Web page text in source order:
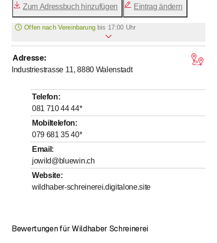
Massivholzmöbel
Schlafzimmer
Sideboard
TerrassenbodenTisch
Altholzmöbel
Zum Adressbuch hinzufügen Eintrag ändern
Offen nach Vereinbarung bis 17:00 Uhr
Montag
00
Dienstag* 7:00 - bis
12:00
Mittwoch* 7:00- bis
12:00/ 13:00- bis
17:00
Donnerstag *
Freitag*
Samstag
Sonntag
Mit * gekennzeichnete Tage nach Vereinbarung
Adresse:
Industriestrasse 11, 8880 Walenstadt
Telefon:
081 710 44 44*
Mobiltelefon:
079 681 35 40*
Email :
jowild@bluewin.ch
Website:
wildhaber-schreinerei.digitalone.site
Bewertungen für Wildhaber Schreinerei